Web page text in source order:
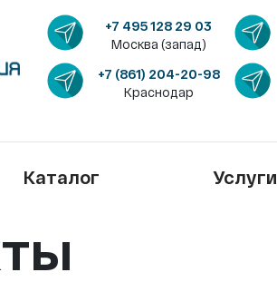
+7 495 128 29 03
Москва (запад)
+7 (861) 204-20-98
Краснодар
Каталог Услуги